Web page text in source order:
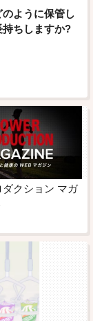
ように保管し
持ちしますか?
クション マガ